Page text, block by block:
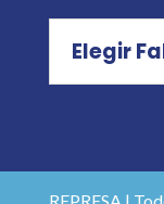
Elegir
REPRESA |